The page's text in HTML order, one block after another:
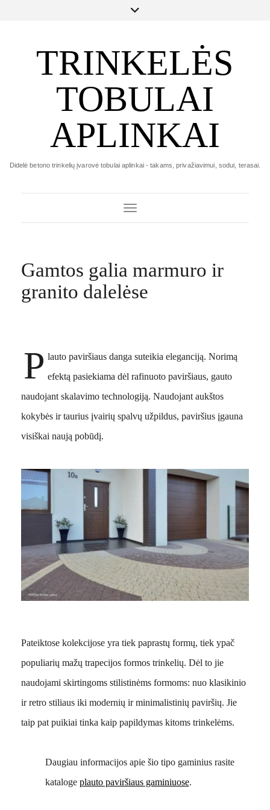
TRINKELĖS
TOBULAI
APLINKAI
Didelė betono trinkelių įvarovė tobulai aplinkai - takams, privažiavimui, sodui, terasai.
Toggle Navigation
Gamtos galia marmuro ir
granito dalelėse
P lauto paviršiaus danga suteikia eleganciją. Norimą
efektą pasiekiama dėl rafinuoto paviršiaus, gauto
naudojant skalavimo technologiją. Naudojant aukštos
kokybės ir taurius įvairių spalvų užpildus, paviršius įgauna
visiškai naują pobūdį.
Pateiktose kolekcijose yra tiek paprastų formų, tiek ypač
populiarių mažų trapecijos formos trinkelių. Dėl to jie
naudojami skirtingoms stilistinėms formoms: nuo klasikinio
ir retro stiliaus iki modernių ir minimalistinių paviršių. Jie
taip pat puikiai tinka kaip papildymas kitoms trinkelėms.
Daugiau informacijos apie šio tipo gaminius rasite
kataloge plauto paviršiaus gaminiuose.